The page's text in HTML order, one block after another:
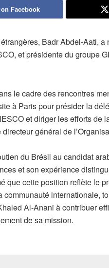
Facebook
Badr Abdel-Aati,
et présidente du groupe
le cadre des rencontres
à Paris pour présider la
et diriger les efforts de
général de
du Brésil au candidat
et son expérience
que cette position reflète le
communauté internationale,
Al-Anani à contribuer
de sa mission.